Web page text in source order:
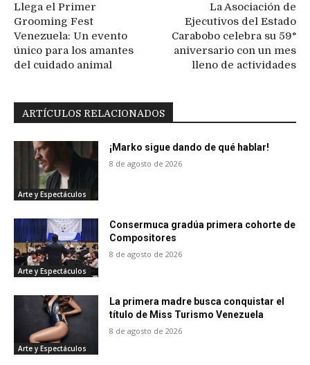
Llega el Primer
Grooming Fest
Venezuela: Un evento
único para los amantes
del cuidado animal
La Asociación de
Ejecutivos del Estado
Carabobo celebra su 59°
aniversario con un mes
lleno de actividades
ARTÍCULOS RELACIONADOS
Arte y Espectáculos
¡Marko sigue dando de qué hablar!
8 de agosto de 2026
Arte y Espectáculos
Consermuca gradúa primera cohorte de
Compositores
8 de agosto de 2026
Arte y Espectáculos
La primera madre busca conquistar el
título de Miss Turismo Venezuela
8 de agosto de 2026